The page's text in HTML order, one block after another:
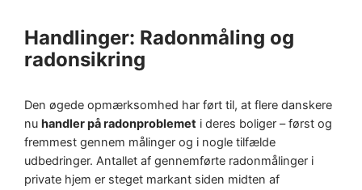
Handlinger: Radonmåling og
radonsikring
Den øgede opmærksomhed har ført til, at flere danskere
nuhandler på radonproblemet i deres boliger – først og
fremmest gennem målinger og i nogle tilfælde
udbedringer. Antallet af gennemførte radonmålinger i
private hjem er steget markant siden midten af